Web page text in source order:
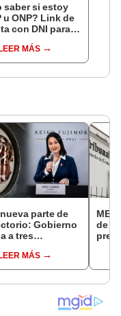
saber si estoy
u ONP? Link de
con DNI para
estás
MÁS
parte de
Gobierno
a tres
MÁS
MEF
de la